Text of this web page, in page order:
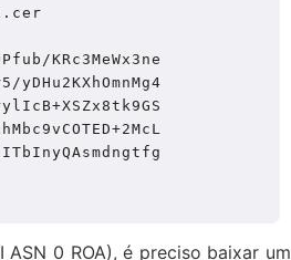
KRc3MeWx3ne
yDHu2KXhOmnMg4
ASN 0 ROA), é preciso baixar um